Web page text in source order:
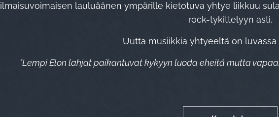
ilmaisuvoimaisen lauluäänen ympärille kietotuva yhtye liikkuu
rock-tykittelyyn asti.
Uutta musiikkia yhtyeeltä on luvassa
"Lempi Elon lahjat paikantuvat kykyyn luoda eheitä mutta